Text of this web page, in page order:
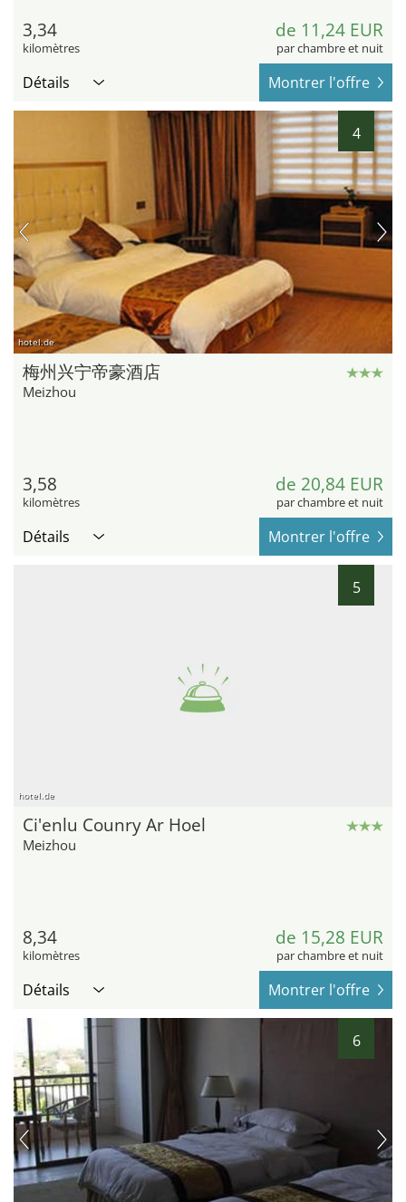
3,34
kilomètres
de 11,24 EUR
par chambre et nuit
Détails Montrer l'offre
4
hotel.de
梅州兴宁帝豪酒店
Meizhou
3,58
kilomètres
de 20,84 EUR
par chambre et nuit
Détails Montrer l'offre
5
hotel.de
Ci'enlu Counry Ar Hoel
Meizhou
8,34
kilomètres
de 15,28 EUR
par chambre et nuit
Détails Montrer l'offre
6